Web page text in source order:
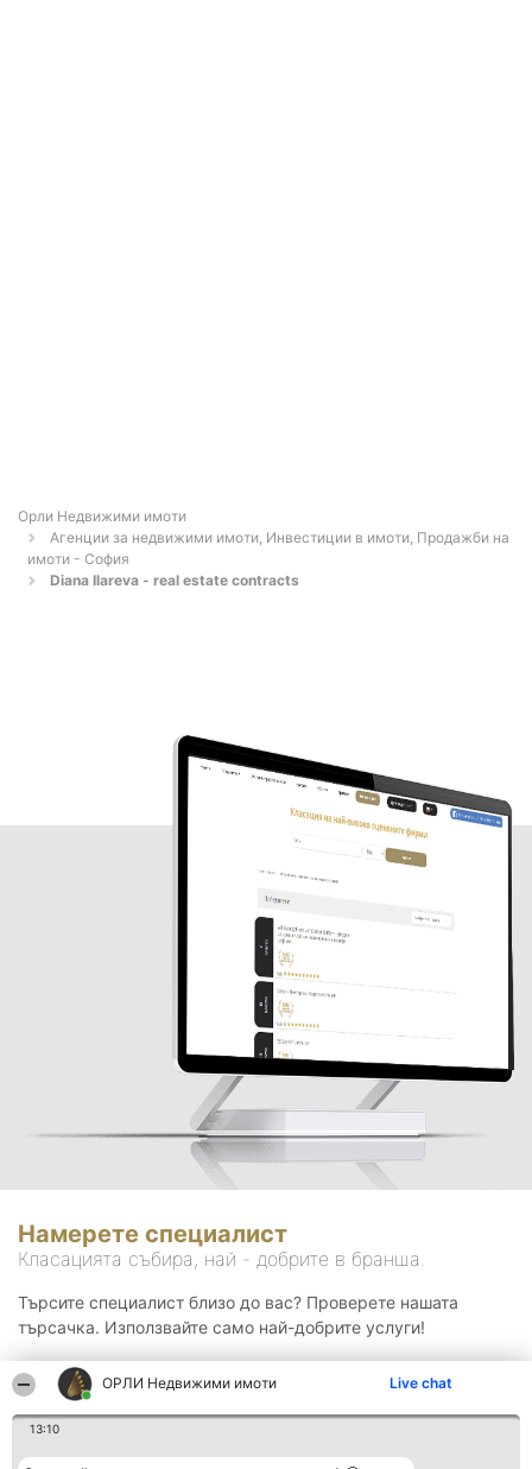
ОРЛИ Недвижими имоти Live chat
13:10
Орли Недвижими имоти
Агенции за недвижими имоти, Инвестиции в имоти, Продажби на
имоти - София
Diana Ilareva - real estate contracts
Намерете специалист
Класацията събира, най - добрите в бранша.
Търсите специалист близо до вас? Проверете нашата
търсачка. Използвайте само най-добрите услуги!